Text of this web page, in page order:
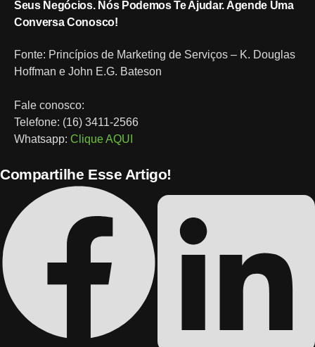
Seus Negócios. Nós Podemos Te Ajudar. Agende Uma
Conversa Conosco!
Fonte: Princípios de Marketing de Serviços – K. Douglas
Hoffman e John E.G. Bateson
Fale conosco:
Telefone: (16) 3411-2566
Whatsapp: Clique AQUI
Compartilhe Esse Artigo!